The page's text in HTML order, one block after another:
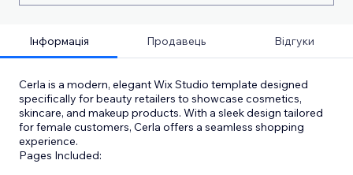
Інформація Продавець Відгуки
Cerla is a modern, elegant Wix Studio template designed
specifically for beauty retailers to showcase cosmetics,
skincare, and makeup products. With a sleek design tailored
for female customers, Cerla offers a seamless shopping
experience.
Pages Included: